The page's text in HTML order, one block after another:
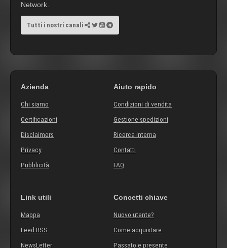
Network.
Tutti i nostri canali
Azienda
Chi siamo
Certificazioni
Disclaimers
Privacy
Pubblicità
Aiuto rapido
Condizioni di vendita
Gestione spedizioni
Ricerca interna
Contatti
FAQ
Link utili
Mappa
Feed RSS
NewsLetter
Concetti chiave
Nuovo utente?
Come acquistare
Passato e presente